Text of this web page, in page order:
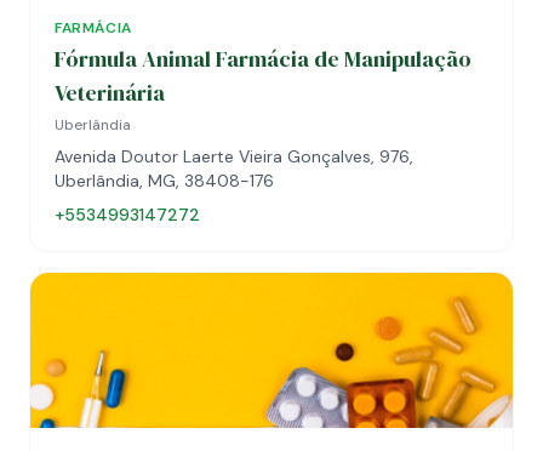
FARMÁCIA
Fórmula Animal Farmácia de Manipulação
Veterinária
Uberlândia
Avenida Doutor Laerte Vieira Gonçalves, 976,
Uberlândia, MG, 38408-176
+5534993147272